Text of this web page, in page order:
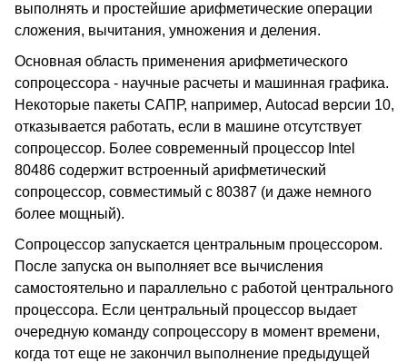
выполнять и простейшие арифметические операции
сложения, вычитания, умножения и деления.
Основная область применения арифметического
сопроцессора - научные расчеты и машинная графика.
Некоторые пакеты САПР, например, Autocad версии 10,
отказывается работать, если в машине отсутствует
сопроцессор. Более современный процессор Intel
80486 содержит встроенный арифметический
сопроцессор, совместимый с 80387 (и даже немного
более мощный).
Сопроцессор запускается центральным процессором.
После запуска он выполняет все вычисления
самостоятельно и параллельно с работой центрального
процессора. Если центральный процессор выдает
очередную команду сопроцессору в момент времени,
когда тот еще не закончил выполнение предыдущей